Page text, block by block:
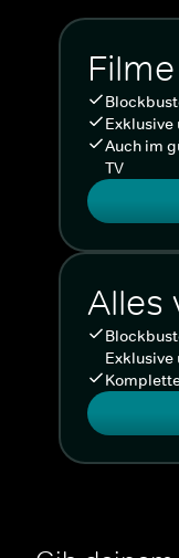
Exklusive
Auch im
TV
Alles
Exklusive